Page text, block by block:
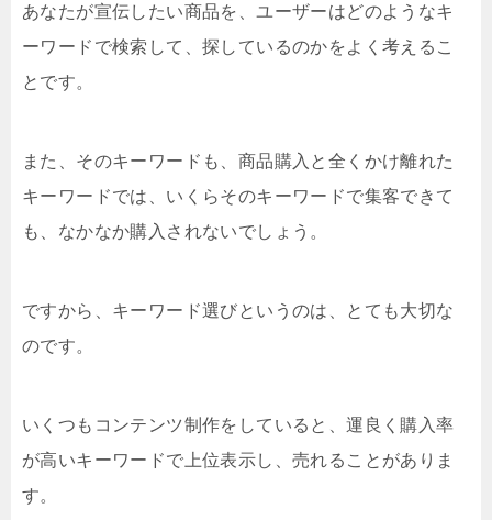
あなたが宣伝したい商品を、ユーザーはどのようなキ
ーワードで検索して、探しているのかをよく考えるこ
とです。
また、そのキーワードも、商品購入と全くかけ離れた
キーワードでは、いくらそのキーワードで集客できて
も、なかなか購入されないでしょう。
ですから、キーワード選びというのは、とても大切な
のです。
いくつもコンテンツ制作をしていると、運良く購入率
が高いキーワードで上位表示し、売れることがありま
す。